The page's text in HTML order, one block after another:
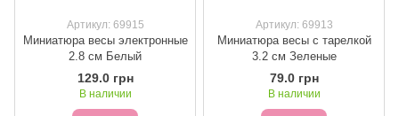
Артикул: 69915
Миниатюра весы электронные
2.8 см Белый
129.0 грн
В наличии
Артикул: 69913
Миниатюра весы с тарелкой
3.2 см Зеленые
79.0 грн
В наличии